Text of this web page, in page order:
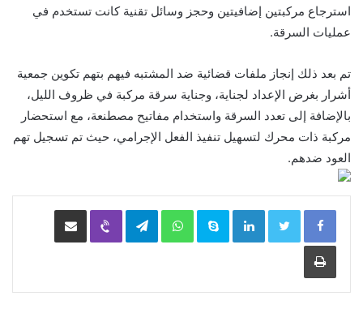
استرجاع مركبتين إضافيتين وحجز وسائل تقنية كانت تستخدم في
عمليات السرقة.
تم بعد ذلك إنجاز ملفات قضائية ضد المشتبه فيهم بتهم تكوين جمعية
أشرار بغرض الإعداد لجناية، وجناية سرقة مركبة في ظروف الليل،
بالإضافة إلى تعدد السرقة واستخدام مفاتيح مصطنعة، مع استحضار
مركبة ذات محرك لتسهيل تنفيذ الفعل الإجرامي، حيث تم تسجيل تهم
العود ضدهم.
LinkedIn
Skype
WhatsApp
Telegram
Viber مشاركة عبر البريد
طباعة